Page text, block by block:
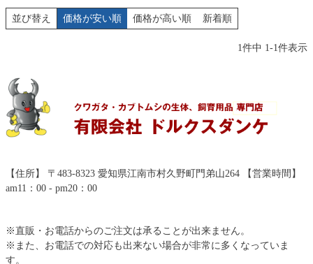
並び替え 価格が安い順 価格が高い順 新着順
1件中 1-1件表示
【住所】 〒483-8323 愛知県江南市村久野町門弟山264 【営業時間】
am11：00 - pm20：00
※直販・お電話からのご注文は承ることが出来ません。
※また、お電話での対応も出来ない場合が非常に多くなっていま
す。